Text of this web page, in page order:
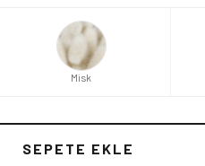
Misk
SEPETE EKLE